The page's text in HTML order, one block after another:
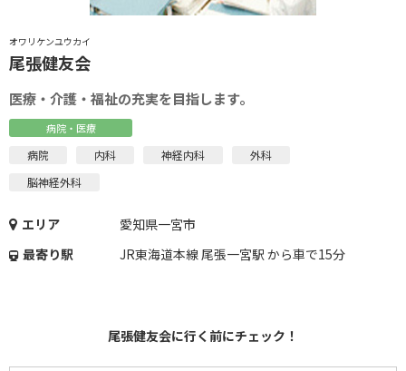
オワリケンユウカイ
尾張健友会
医療・介護・福祉の充実を目指します。
病院・医療
病院 内科 神経内科
外科
脳神経外科
エリア
愛知県一宮市
最寄り駅
JR東海道本線 尾張一宮駅 から車で15分
尾張健友会に行く前にチェック！